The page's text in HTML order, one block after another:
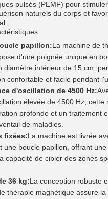
pulsés (PEMF) pour
naturels du corps et
papillon:La machine de
d'une poignée unique en
diamètre intérieur de 15 cm,
confortable et facile pendant
d'oscillation de 4500 Hz:
élevée de 4500 Hz, cette
profonde et un traitement
de maladies.
fixées:La machine est livrée
une boucle papillon, offrant une
capacité de cibler des zones
36 kg:La conception robuste
thérapie magnétique assure la